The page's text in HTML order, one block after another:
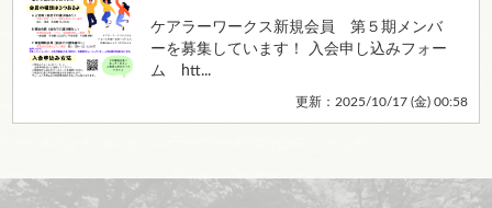
ケアラーワークス新規会員 第５期メンバ
ーを募集しています！ 入会申し込みフォー
ム htt...
更新：2025/10/17 (金) 00:58